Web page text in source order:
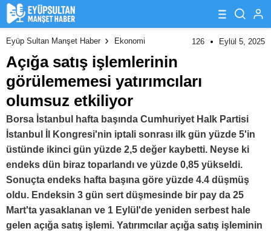
Eyüp Sultan Manşet Haber Ekonomi 126 Eylül 5, 2025
Açığa satış işlemlerinin
görülememesi yatırımcıları
olumsuz etkiliyor
Borsa İstanbul hafta başında Cumhuriyet Halk Partisi
İstanbul İl Kongresi'nin iptali sonrası ilk gün yüzde 5'in
üstünde ikinci gün yüzde 2,5 değer kaybetti. Neyse ki
endeks dün biraz toparlandı ve yüzde 0,85 yükseldi.
Sonuçta endeks hafta başına göre yüzde 4.4 düşmüş
oldu. Endeksin 3 gün sert düşmesinde bir pay da 25
Mart'ta yasaklanan ve 1 Eylül'de yeniden serbest hale
gelen açığa satış işlemi. Yatırımcılar açığa satış işleminin